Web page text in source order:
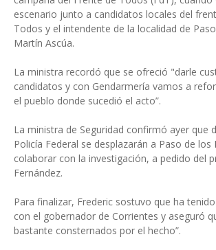
escenario junto a candidatos locales del
Todos y el intendente de la localidad de
Martín Ascúa.
La ministra recordó que se ofreció "darle
candidatos y con Gendarmería vamos a
el pueblo donde sucedió el acto”.
La ministra de Seguridad confirmó ayer que
Policía Federal se desplazarán a Paso de los
colaborar con la investigación, a pedido del
Fernández.
Para finalizar, Frederic sostuvo que ha
con el gobernador de Corrientes y aseguró
bastante consternados por el hecho”.